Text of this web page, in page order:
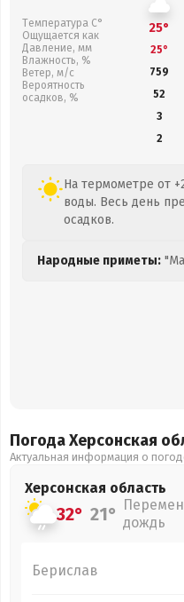
Температура С°
Ощущается как
Давление, мм
Влажность, %
Ветер, м/с
Вероятность
осадков, %
25°
25°
759
52
3
2
На термометре от
воды. Весь день
осадков.
Народные приметы:
Погода Херсонская
Актуальная информация о
Херсонская область
32° 21° дождь
Берислав